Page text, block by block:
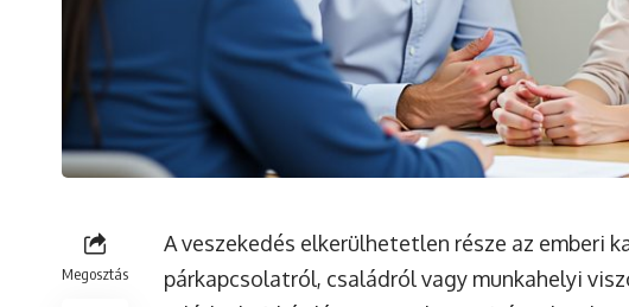
Megosztás
A veszekedés elkerülhetetlen része az emberi
párkapcsolatról, családról vagy munkahelyi